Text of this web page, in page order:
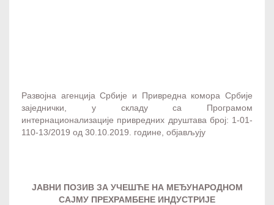
Развојна агенција Србије и Привредна комора Србије
заједнички, у складу са Програмом
интернационализације привредних друштава број: 1-01-
110-13/2019 од 30.10.2019. године, објављују
ЈАВНИ ПОЗИВ ЗА УЧЕШЋЕ НА МЕЂУНАРОДНОМ
САЈМУ ПРЕХРАМБЕНЕ ИНДУСТРИЈЕ